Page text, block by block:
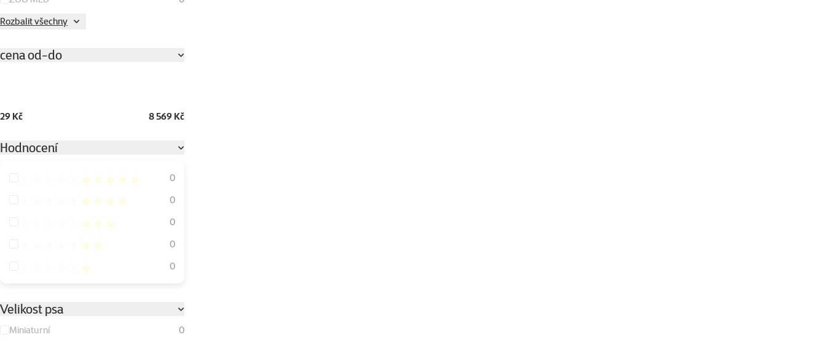
Rozbalit všechny
cena od-do
29 Kč 8 569 Kč
Hodnocení
Hodnocení 100%
0
Hodnocení 80%
0
Hodnocení 60%
0
Hodnocení 40%
0
Hodnocení 20%
0
Velikost psa
Miniaturní
0